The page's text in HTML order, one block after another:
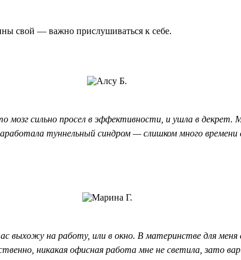
свой — важно прислушиваться к себе.
сильно просел в эффективности, и ушла в декрет.
туннельный синдром — слишком много времени
выхожу на работу, или в окно. В материнстве для
никакая офисная работа мне не светила, зато